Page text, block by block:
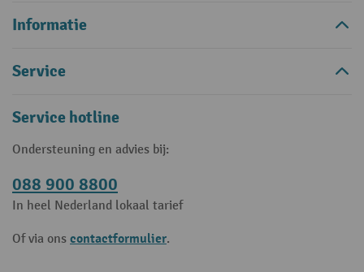
Informatie
Service
Service hotline
Ondersteuning en advies bij:
088 900 8800
In heel Nederland lokaal tarief
Of via ons contactformulier.